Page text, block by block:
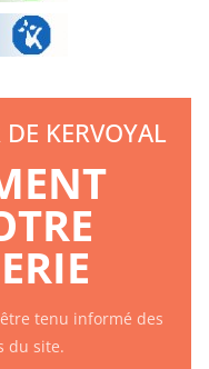
KERVOYAL
tenu informé des
du site.